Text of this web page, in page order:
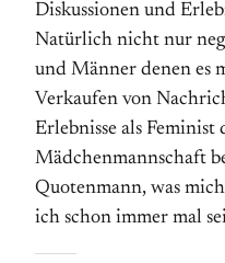
Diskussionen und
Natürlich nicht nur
und Männer denen es
Verkaufen von
Erlebnisse als
Mädchenmannschaft
Quotenmann, was
ich schon immer mal